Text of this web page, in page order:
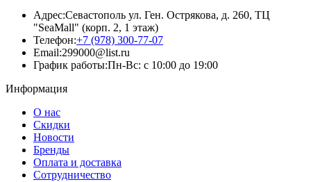
Адрес:Севастополь ул. Ген. Острякова, д. 260, ТЦ
"SeaMall" (корп. 2, 1 этаж)
Телефон:+7 (978) 300-77-07
Email:299000@list.ru
График работы:Пн-Вс: с 10:00 до 19:00
Информация
О нас
Скидки
Новости
Бренды
Оплата и доставка
Сотрудничество